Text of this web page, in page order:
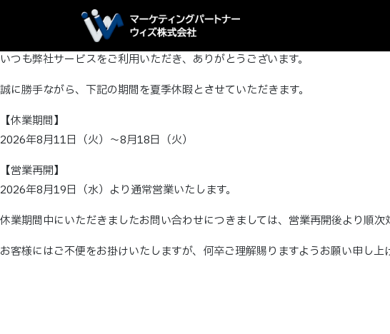
いつも弊社サービスをご利用いただき、ありがとうございます。
誠に勝手ながら、下記の期間を夏季休暇とさせていただきます。
【休業期間】
2026年8月11日（火）～8月18日（火）
【営業再開】
2026年8月19日（水）より通常営業いたします。
休業期間中にいただきましたお問い合わせにつきましては、営業再開後より順次
お客様にはご不便をお掛けいたしますが、何卒ご理解賜りますようお願い申し上